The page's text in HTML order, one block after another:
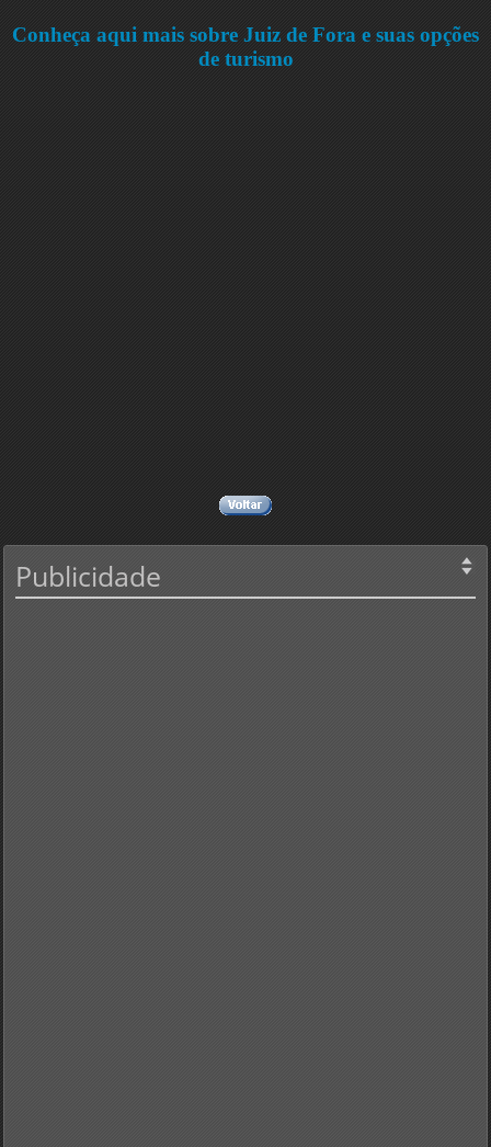
Conheça aqui mais sobre Juiz de Fora e suas opções
de turismo
Publicidade